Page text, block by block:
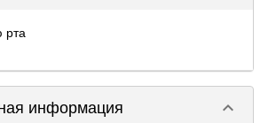
рта
информация keyboard_arrow_down